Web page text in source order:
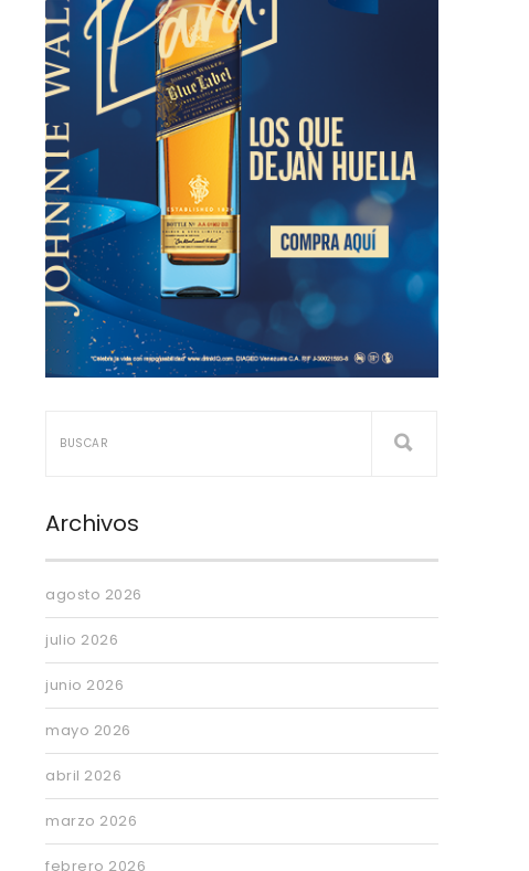
Archivos
agosto 2026
julio 2026
junio 2026
mayo 2026
abril 2026
marzo 2026
febrero 2026